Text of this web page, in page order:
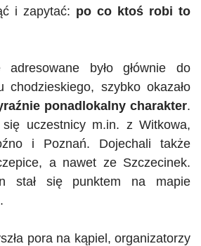
i zapytać: po co ktoś robi to
adresowane było głównie do
chodzieskiego, szybko okazało
ponadlokalny charakter.
uczestnicy m.in. z Witkowa,
i Poznań. Dojechali także
a nawet ze Szczecinek.
stał się punktem na mapie
pora na kąpiel, organizatorzy